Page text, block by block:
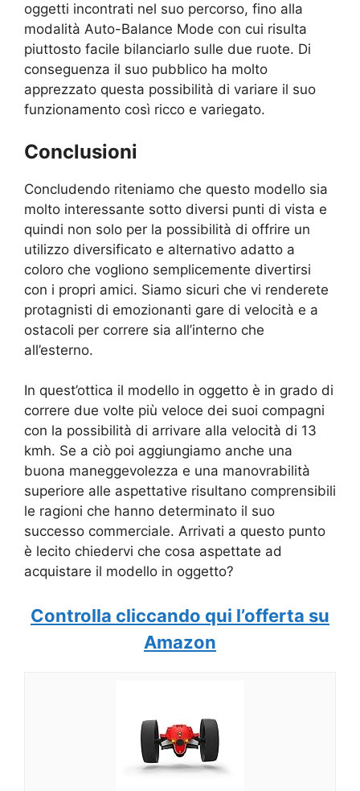
oggetti incontrati nel suo percorso, fino alla
modalità Auto-Balance Mode con cui risulta
piuttosto facile bilanciarlo sulle due ruote. Di
conseguenza il suo pubblico ha molto
apprezzato questa possibilità di variare il suo
funzionamento così ricco e variegato.
Conclusioni
Concludendo riteniamo che questo modello sia
molto interessante sotto diversi punti di vista e
quindi non solo per la possibilità di offrire un
utilizzo diversificato e alternativo adatto a
coloro che vogliono semplicemente divertirsi
con i propri amici. Siamo sicuri che vi renderete
protagnisti di emozionanti gare di velocità e a
ostacoli per correre sia all’interno che
all’esterno.
In quest’ottica il modello in oggetto è in grado di
correre due volte più veloce dei suoi compagni
con la possibilità di arrivare alla velocità di 13
kmh. Se a ciò poi aggiungiamo anche una
buona maneggevolezza e una manovrabilità
superiore alle aspettative risultano comprensibili
le ragioni che hanno determinato il suo
successo commerciale. Arrivati a questo punto
è lecito chiedervi che cosa aspettate ad
acquistare il modello in oggetto?
Controlla cliccando qui l’offerta su
Amazon